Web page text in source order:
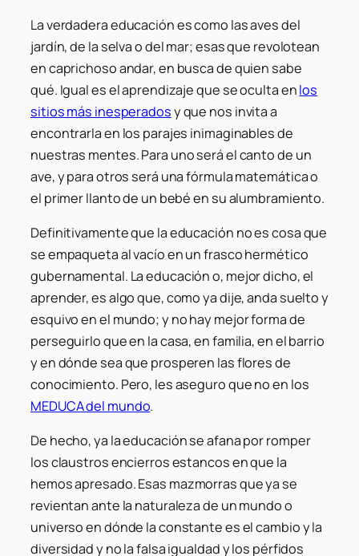
La verdadera educación es como las aves del
jardín, de la selva o del mar; esas que revolotean
en caprichoso andar, en busca de quien sabe
qué. Igual es el aprendizaje que se oculta enlos
sitios más inesperadosy que nos invita a
encontrarla en los parajes inimaginables de
nuestras mentes. Para uno será el canto de un
ave, y para otros será una fórmula matemática o
el primer llanto de un bebé en su alumbramiento.
Definitivamente que la educación no es cosa que
se empaqueta al vacío en un frasco hermético
gubernamental. La educación o, mejor dicho, el
aprender, es algo que, como ya dije, anda suelto y
esquivo en el mundo; y no hay mejor forma de
perseguirlo que en la casa, en familia, en el barrio
y en dónde sea que prosperen las flores de
conocimiento. Pero, les aseguro que no en los
MEDUCA del mundo.
De hecho, ya la educación se afana por romper
los claustros encierros estancos en que la
hemos apresado. Esas mazmorras que ya se
revientan ante la naturaleza de un mundo o
universo en dónde la constante es el cambio y la
diversidad y no la falsa igualdad y los pérfidos